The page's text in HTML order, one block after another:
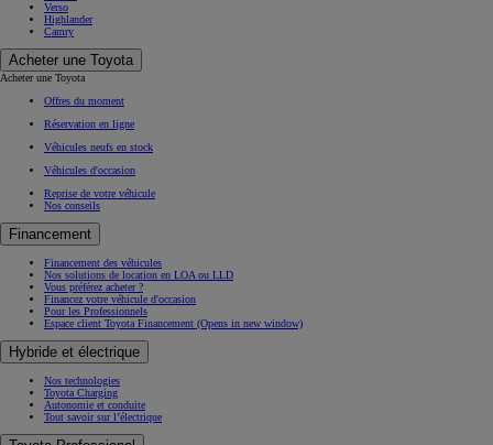
Verso
Highlander
Camry
Acheter une Toyota
Acheter une Toyota
Offres du moment
Réservation en ligne
Véhicules neufs en stock
Véhicules d'occasion
Reprise de votre véhicule
Nos conseils
Financement
Financement des véhicules
Nos solutions de location en LOA ou LLD
Vous préférez acheter ?
Financez votre véhicule d'occasion
Pour les Professionnels
Espace client Toyota Financement (Opens in new window)
Hybride et électrique
Nos technologies
Toyota Charging
Autonomie et conduite
Tout savoir sur l’électrique